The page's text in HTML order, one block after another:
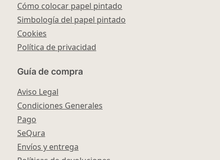
Cómo colocar papel pintado
Simbología del papel pintado
Cookies
Política de privacidad
Guía de compra
Aviso Legal
Condiciones Generales
Pago
SeQura
Envíos y entrega